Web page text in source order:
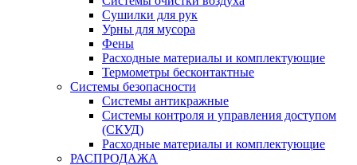
Сушилки для рук
Урны для мусора
Фены
Расходные материалы и комплектующие
Термометры бесконтактные
Системы безопасности
Системы антикражные
Системы контроля и управления доступом
(СКУД)
Расходные материалы и комплектующие
РАСПРОДАЖА